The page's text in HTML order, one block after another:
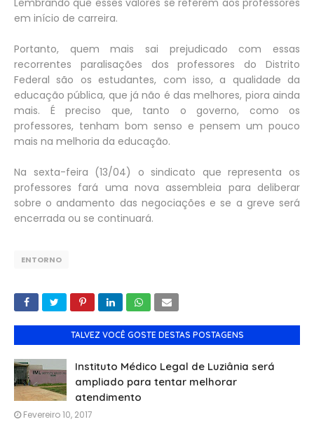
em início de carreira.
Portanto, quem mais sai prejudicado com essas
recorrentes paralisações dos professores do Distrito
Federal são os estudantes, com isso, a qualidade da
educação pública, que já não é das melhores, piora ainda
mais. É preciso que, tanto o governo, como os
professores, tenham bom senso e pensem um pouco
mais na melhoria da educação.
Na sexta-feira (13/04) o sindicato que representa os
professores fará uma nova assembleia para deliberar
sobre o andamento das negociações e se a greve será
encerrada ou se continuará.
ENTORNO
TALVEZ VOCÊ GOSTE DESTAS POSTAGENS
Instituto Médico Legal de Luziânia será
ampliado para tentar melhorar
atendimento
Fevereiro 10, 2017